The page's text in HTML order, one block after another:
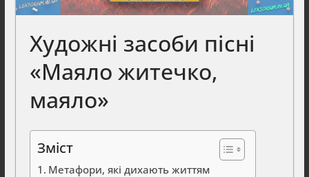
Художні засоби пісні
«Маяло житечко,
маяло»
Зміст
Метафори, які дихають життям